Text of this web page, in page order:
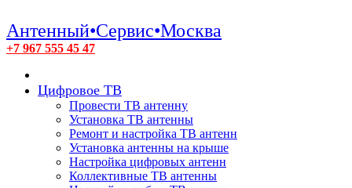
Антенный•Сервис•Москва
+7 967 555 45 47
Цифровое ТВ
Провести ТВ антенну
Установка ТВ антенны
Ремонт и настройка ТВ антенн
Установка антенны на крыше
Настройка цифровых антенн
Коллективные ТВ антенны